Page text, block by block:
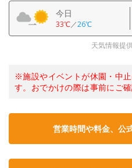
今日
33℃／26℃
天気情報提
※施設やイベントが休園・中
す。おでかけの際は事前にご確
営業時間や料金、公